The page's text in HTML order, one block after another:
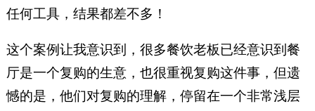
任何工具，结果都差不多！
这个案例让我意识到，很多餐饮老板已经意识到餐
厅是一个复购的生意，也很重视复购这件事，但遗
憾的是，他们对复购的理解，停留在一个非常浅层